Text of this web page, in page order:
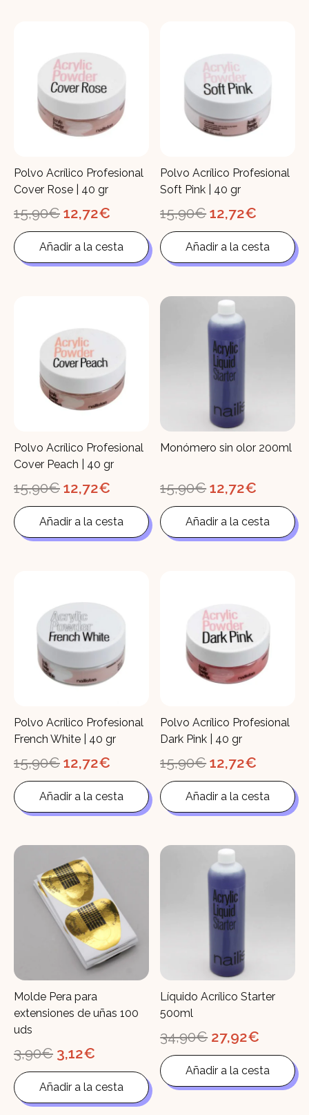
Polvo Acrílico Profesional
Cover Rose | 40 gr
15,90€ El
precio
original
era:
15,90€.
12,72€
actual
es:
12,72€.
Añadir a la cesta
Polvo Acrílico Profesional
Soft Pink | 40 gr
15,90€ El
precio
original
era:
15,90€.
12,72€
actual
es:
12,72€.
Añadir a la cesta
Polvo Acrílico Profesional
Cover Peach | 40 gr
15,90€ El
precio
original
era:
15,90€.
12,72€
actual
es:
12,72€.
Añadir a la cesta
Monómero sin olor 200ml
15,90€ El
precio
original
era:
15,90€.
12,72€
actual
es:
12,72€.
Añadir a la cesta
Polvo Acrílico Profesional
French White | 40 gr
15,90€ El
precio
original
era:
15,90€.
12,72€
actual
es:
12,72€.
Añadir a la cesta
Polvo Acrílico Profesional
Dark Pink | 40 gr
15,90€ El
precio
original
era:
15,90€.
12,72€
actual
es:
12,72€.
Añadir a la cesta
Molde Pera para
extensiones de uñas 100
uds
3,90€ El
precio
original
era:
3,90€.
3,12€
actual
es:
3,12€.
Añadir a la cesta
Líquido Acrílico Starter
500ml
34,90€ El
precio
original
era:
34,90€.
27,92€
actual
es:
Añadir a la cesta